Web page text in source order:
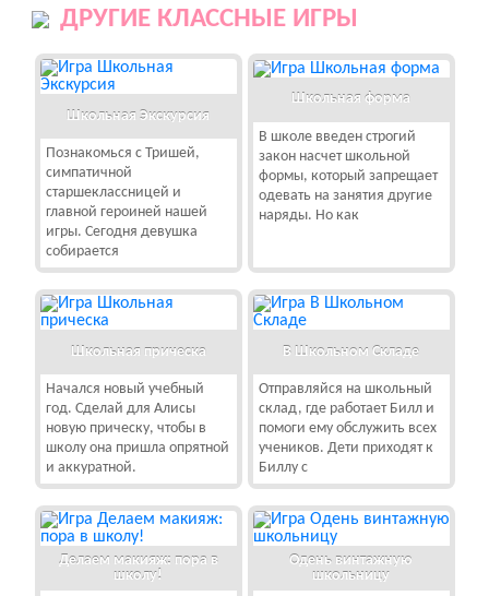
ДРУГИЕ КЛАССНЫЕ ИГРЫ
Школьная Экскурсия
Познакомься с Тришей,
симпатичной
старшеклассницей и
главной героиней нашей
игры. Сегодня девушка
собирается
Школьная форма
В школе введен строгий
закон насчет школьной
формы, который запрещает
одевать на занятия другие
наряды. Но как
Школьная прическа
Начался новый учебный
год. Сделай для Алисы
новую прическу, чтобы в
школу она пришла опрятной
и аккуратной.
В Школьном Складе
Отправляйся на школьный
склад, где работает Билл и
помоги ему обслужить всех
учеников. Дети приходят к
Биллу с
Делаем макияж: пора в
школу!
Одень винтажную
школьницу